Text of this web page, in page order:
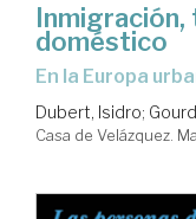
doméstico
en la Europa
Dubert, Isidro;
Casa de Velázquez.